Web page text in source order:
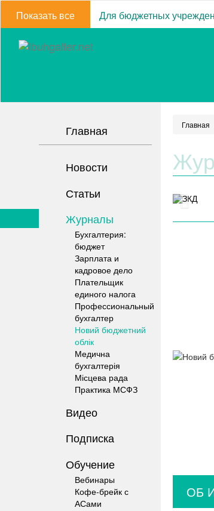
Показать все Для бюджетных
Главная
Новости
Статьи
Журналы
Бухгалтерия:
бюджет
Зарплата и
кадровое дело
Плательщик
единого налога
Профессиональный
бухгалтер
Новий бюджетний
облік
Медична
бухгалтерія
Місцева рада
Практика МСФЗ
Видео
Подписка
Обучение
Вебинары
Кофе-брейк с
АСами
Главная
ОБ